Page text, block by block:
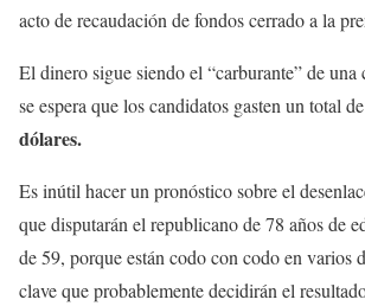
acto de recaudación de fondos cerrado a la
El dinero sigue siendo el “carburante” de una
se espera que los candidatos gasten un total de
dólares.
Es inútil hacer un pronóstico sobre el
que disputarán el republicano de 78 años de
de 59, porque están codo con codo en varios
clave que probablemente decidirán el